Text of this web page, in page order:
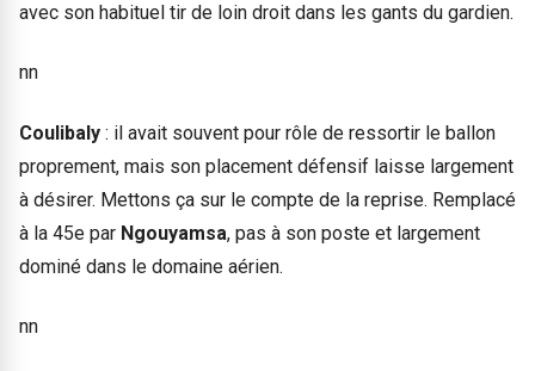
avec son habituel tir de loin droit dans les gants du gardien.
nn
Coulibaly : il avait souvent pour rôle de ressortir le ballon
proprement, mais son placement défensif laisse largement
à désirer. Mettons ça sur le compte de la reprise. Remplacé
à la 45e par Ngouyamsa, pas à son poste et largement
dominé dans le domaine aérien.
nn